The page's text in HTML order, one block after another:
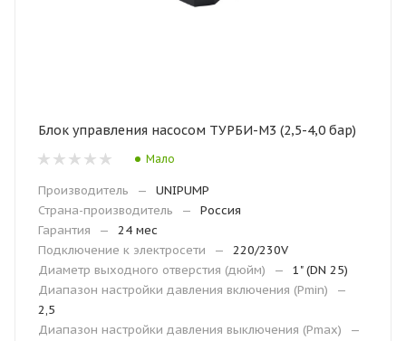
Блок управления насосом ТУРБИ-М3 (2,5-4,0 бар)
Мало
Производитель —
UNIPUMP
Страна-производитель
—
Россия
Гарантия
—
24 мес
Подключение к электросети
—
220/230V
Диаметр выходного отверстия (дюйм)
—
1" (DN 25)
Диапазон настройки давления включения (Рmin)
—
2,5
Диапазон настройки давления выключения (Рmax)
—